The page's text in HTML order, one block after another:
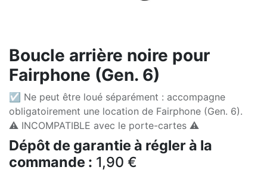
Boucle arrière noire pour
Fairphone (Gen. 6)
☑ Ne peut être loué séparément : accompagne
obligatoirement une location de Fairphone (Gen. 6).
⚠️ INCOMPATIBLE avec le porte-cartes ⚠️
Dépôt de garantie à régler à la
commande : 1,90 €